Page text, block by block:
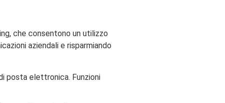
che consentono un utilizzo
aziendali e risparmiando
posta elettronica. Funzioni